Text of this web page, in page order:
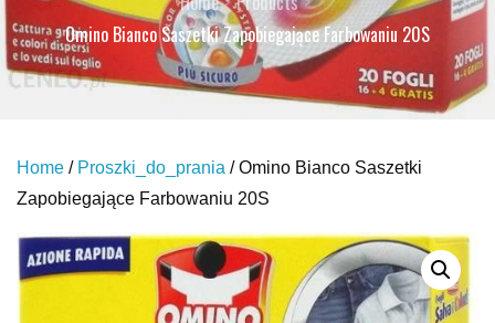
Omino Bianco Saszetki Zapobiegające Farbowaniu 20S
Home / Proszki_do_prania / Omino Bianco Saszetki
Zapobiegające Farbowaniu 20S